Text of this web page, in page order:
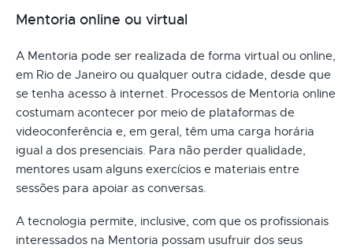
Mentoria online ou virtual
A Mentoria pode ser realizada de forma virtual ou online,
em Rio de Janeiro ou qualquer outra cidade, desde que
se tenha acesso à internet. Processos de Mentoria online
costumam acontecer por meio de plataformas de
videoconferência e, em geral, têm uma carga horária
igual a dos presenciais. Para não perder qualidade,
mentores usam alguns exercícios e materiais entre
sessões para apoiar as conversas.
A tecnologia permite, inclusive, com que os profissionais
interessados na Mentoria possam usufruir dos seus